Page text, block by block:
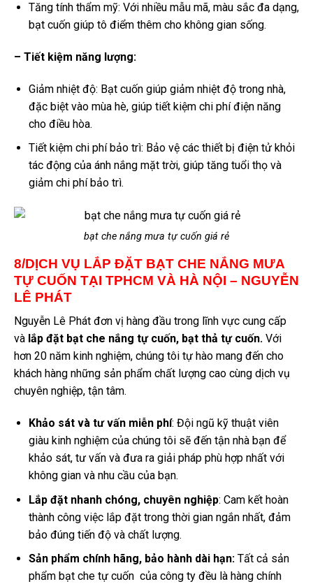
Tăng tính thẩm mỹ: Với nhiều mẫu mã, màu sắc đa dạng,
bạt cuốn giúp tô điểm thêm cho không gian sống.
– Tiết kiệm năng lượng:
Giảm nhiệt độ: Bạt cuốn giúp giảm nhiệt độ trong nhà,
đặc biệt vào mùa hè, giúp tiết kiệm chi phí điện năng
cho điều hòa.
Tiết kiệm chi phí bảo trì: Bảo vệ các thiết bị điện tử khỏi
tác động của ánh nắng mặt trời, giúp tăng tuổi thọ và
giảm chi phí bảo trì.
bạt che nắng mưa tự cuốn giá rẻ
8/DỊCH VỤ LẮP ĐẶT BẠT CHE NẮNG MƯA
TỰ CUỐN TẠI TPHCM VÀ HÀ NỘI – NGUYỄN
LÊ PHÁT
Nguyễn Lê Phát đơn vị hàng đầu trong lĩnh vực cung cấp
và lắp đặt bạt che nắng tự cuốn, bạt thả tự cuốn. Với
hơn 20 năm kinh nghiệm, chúng tôi tự hào mang đến cho
khách hàng những sản phẩm chất lượng cao cùng dịch vụ
chuyên nghiệp, tận tâm.
Khảo sát và tư vấn miễn phí: Đội ngũ kỹ thuật viên
giàu kinh nghiệm của chúng tôi sẽ đến tận nhà bạn để
khảo sát, tư vấn và đưa ra giải pháp phù hợp nhất với
không gian và nhu cầu của bạn.
Lắp đặt nhanh chóng, chuyên nghiệp: Cam kết hoàn
thành công việc lắp đặt trong thời gian ngắn nhất, đảm
bảo đúng tiến độ và chất lượng.
Sản phẩm chính hãng, bảo hành dài hạn:Tất cả sản
phẩm bạt che tự cuốn của công ty đều là hàng chính